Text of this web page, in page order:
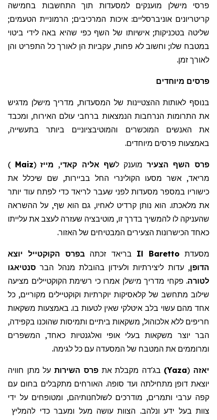
פרסי מישלן מוענקים למסעדות תוך התחשבות בחמישה
קריטריונים אוניברסליים: איכות המרכיבים; הרמוניית הטעמים;
שליטה בטכניקות; אישיותו של השף כפי שהיא באה לידי ביטוי
במטבח שלו; וחשוב לא פחות, עקביות הן לאורך כל התפריט והן
לאורך זמן.
פרסים מיוחדים
בנוסף לאותות ההצטיינות של המסעדות, מדריך מישלן מדגיש
את התרומות הנרחבות הנמצאות ברחבי עולם האירוח, ומכבד
את האנשים המוכשרים והמוטיבציוניים ביותר בתעשייה,
באמצעות פרסים מיוחדים.
פרס השף הצעיר מוענק לשף אליה קאדי, מייז (
Maiz
)
מריאד, אשר מסעו הקולינרי החל בביירות, שם שיכלל את
כישוריו במספר מסעדות לפני שעבר לריאד כדי לפתח עוד יותר
את מלאכתו. הוא נותן קרדיט לאחיו, גם הוא שף, על ההשראה
שהעניקה לו להמשיך בדרך זו, מוטיבציה שעזרה לעצב את עלייתו
כאחד הכישרונות הצעירים המבטיחים של האזור.
מסעדת Il Baretto בריאד זכתה בפרס הקוקטייל יוצא
הדופן, עדות ליצירתיות ולעידון בהובלת מנהל הבר סנטיאגו
לטורה. פקחי מדריך מישלן אמרו כי רשימת הקוקטיילים מציעה
שילוב מתחשב של קלאסיקות יוקרתיות וקוקטיילים מקוריים, כל
אחד מהם עשוי בלב איטלקי שאין לטעות בו. באמצעות משקאות
חריפים ללא אלכוהול, משקאות ביתיים ותמיסות שהוכנו בקפידה,
הבר יוצר משקאות בעלי אופי ואלגנטיות כאחד, המשפרים
ומרוממים את המטבח של המסעדה עם כל לגימה.
יאזה (
Yaza
) בג'דה מקבלת את פרס השירות על מתן חוויה
יוצאת דופן מתחילתה ועד סופה. האורחים מתקבלים בחום עם
קפה ערבי ותמרים, מודרכים לשולחנותיהם, ומטופחים על ידי
צוות בעל ידע ונלהב. הצוות עושה מעל ומעבר כדי להמליץ